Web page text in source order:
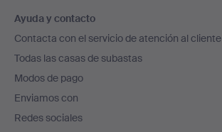
en
el
pie
de
página
Ayuda y contacto
Contacta con el servicio de atención al cliente
Todas las casas de subastas
Modos de pago
Enviamos con
Redes sociales